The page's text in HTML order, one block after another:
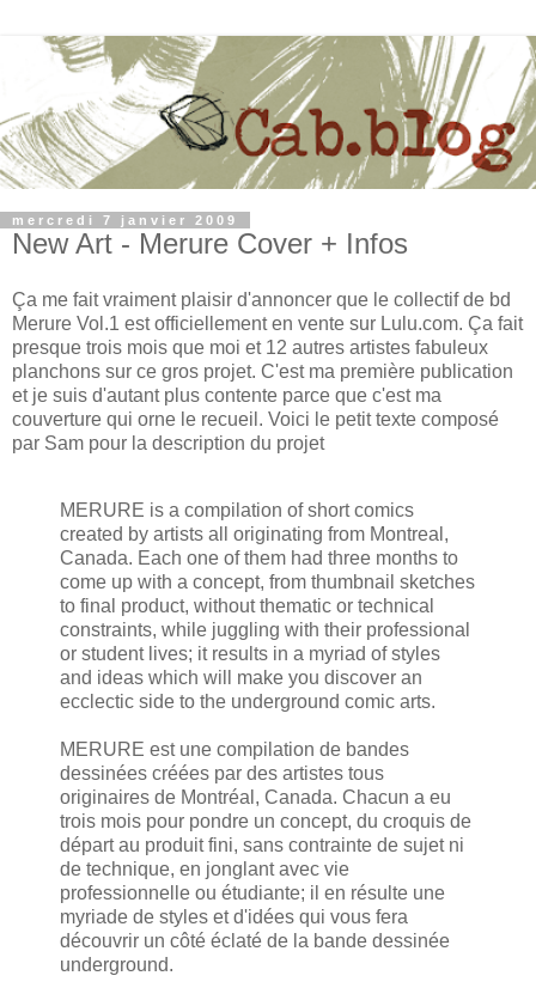
mercredi 7 janvier 2009
New Art - Merure Cover + Infos
Ça me fait vraiment plaisir d'annoncer que le collectif de bd
Merure Vol.1 est officiellement en vente sur Lulu.com. Ça fait
presque trois mois que moi et 12 autres artistes fabuleux
planchons sur ce gros projet. C'est ma première publication
et je suis d'autant plus contente parce que c'est ma
couverture qui orne le recueil. Voici le petit texte composé
par Sam pour la description du projet
MERURE is a compilation of short comics
created by artists all originating from Montreal,
Canada. Each one of them had three months to
come up with a concept, from thumbnail sketches
to final product, without thematic or technical
constraints, while juggling with their professional
or student lives; it results in a myriad of styles
and ideas which will make you discover an
ecclectic side to the underground comic arts.
MERURE est une compilation de bandes
dessinées créées par des artistes tous
originaires de Montréal, Canada. Chacun a eu
trois mois pour pondre un concept, du croquis de
départ au produit fini, sans contrainte de sujet ni
de technique, en jonglant avec vie
professionnelle ou étudiante; il en résulte une
myriade de styles et d'idées qui vous fera
découvrir un côté éclaté de la bande dessinée
underground.